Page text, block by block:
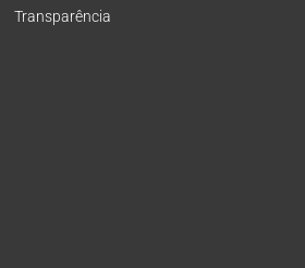
Transparência